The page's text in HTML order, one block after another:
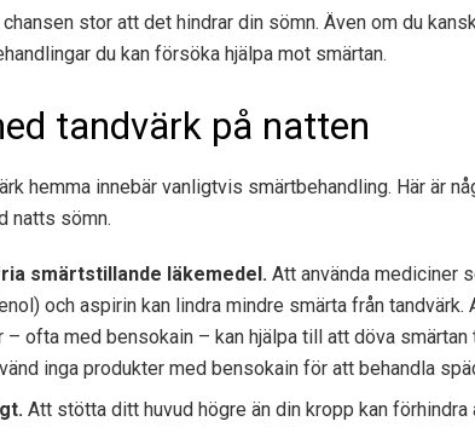
chansen stor att det hindrar din sömn. Även om du
du kan försöka hjälpa mot smärtan.
tandvärk på natten
hemma innebär vanligtvis smärtbehandling. Här är
natts sömn.
smärtstillande läkemedel.Att använda mediciner
och aspirin kan lindra mindre smärta från tandvärk.
ofta med bensokain – kan hjälpa till att döva
inga produkter med bensokain för att behandla
Att stötta ditt huvud högre än din kropp kan